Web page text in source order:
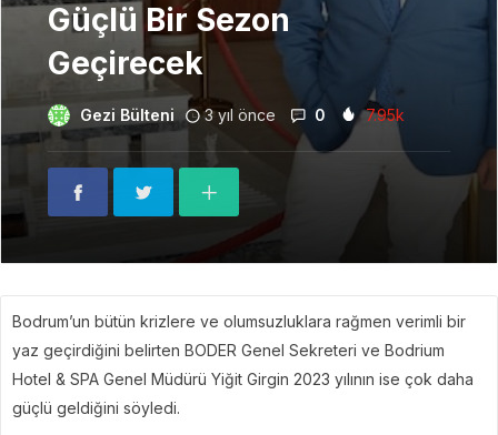
Güçlü Bir Sezon
Geçirecek
Gezi Bülteni 3 yıl önce 0 7.95k
Bodrum’un bütün krizlere ve olumsuzluklara rağmen verimli bir
yaz geçirdiğini belirten BODER Genel Sekreteri ve Bodrium
Hotel & SPA Genel Müdürü Yiğit Girgin 2023 yılının ise çok daha
güçlü geldiğini söyledi.